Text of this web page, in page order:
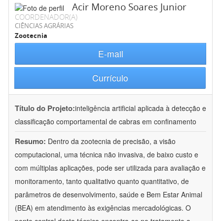
Acir Moreno Soares Junior
COORDENADOR(A)
CIÊNCIAS AGRÁRIAS
Zootecnia
E-mail
Currículo
Título do Projeto:inteligência artificial aplicada à detecção e
classificação comportamental de cabras em confinamento
Resumo: Dentro da zootecnia de precisão, a visão
computacional, uma técnica não invasiva, de baixo custo e
com múltiplas aplicações, pode ser utilizada para avaliação e
monitoramento, tanto qualitativo quanto quantitativo, de
parâmetros de desenvolvimento, saúde e Bem Estar Animal
(BEA) em atendimento às exigências mercadológicas. O